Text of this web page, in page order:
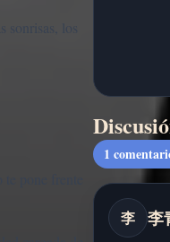
los
pone frente
1
李 李